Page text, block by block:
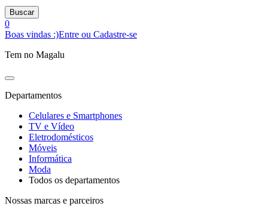
Buscar
0
Boas vindas :)Entre ou Cadastre-se
Tem no Magalu
Departamentos
Celulares e Smartphones
TV e Vídeo
Eletrodomésticos
Móveis
Informática
Moda
Todos os departamentos
Nossas marcas e parceiros